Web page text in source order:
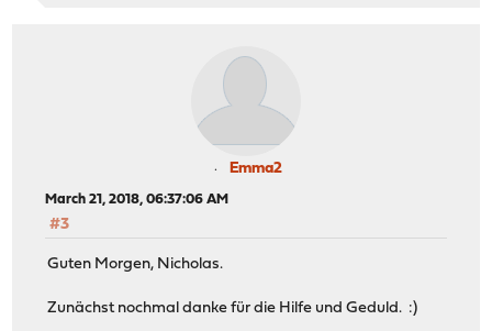
Emma2
March 21, 2018, 06:37:06 AM
#3
Guten Morgen, Nicholas.
Zunächst nochmal danke für die Hilfe und Geduld. :)